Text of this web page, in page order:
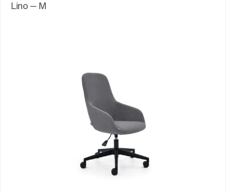
Lino — M